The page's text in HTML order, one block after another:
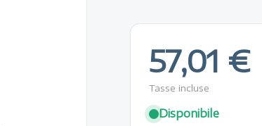
57,01 €
Tasse incluse
Disponibile